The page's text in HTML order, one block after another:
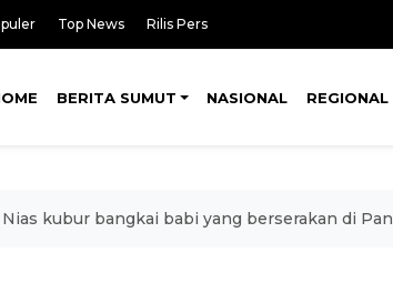
Top News Rilis Pers
BERITA SUMUT NASIONAL REGIONAL
kubur bangkai babi yang berserakan di